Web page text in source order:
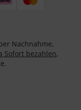
Nachnahme,
Sofort bezahlen,